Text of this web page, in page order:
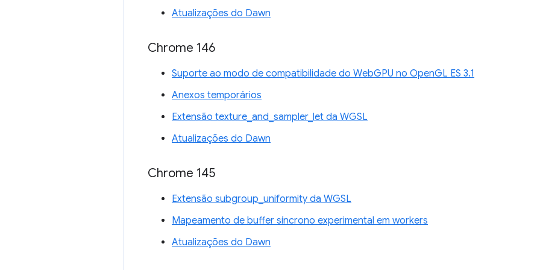
Atualizações do Dawn
Chrome 146
Suporte ao modo de compatibilidade do WebGPU no OpenGL ES 3.1
Anexos temporários
Extensão texture_and_sampler_let da WGSL
Atualizações do Dawn
Chrome 145
Extensão subgroup_uniformity da WGSL
Mapeamento de buffer síncrono experimental em workers
Atualizações do Dawn